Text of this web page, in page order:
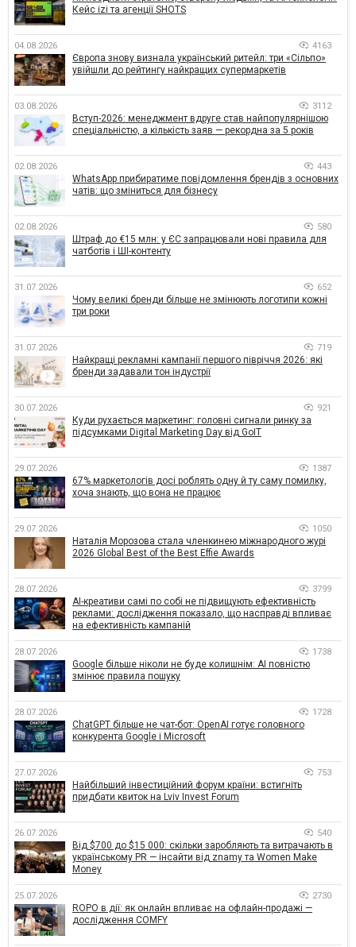
Кейс izi та агенції SHOTS
04.08.2026 4163
Європа знову визнала український ритейл: три «Сільпо»
увійшли до рейтингу найкращих супермаркетів
03.08.2026 3112
Вступ-2026: менеджмент вдруге став найпопулярнішою
спеціальністю, а кількість заяв — рекордна за 5 років
02.08.2026 443
WhatsApp прибиратиме повідомлення брендів з основних
чатів: що зміниться для бізнесу
02.08.2026 580
Штраф до €15 млн: у ЄС запрацювали нові правила для
чатботів і ШІ-контенту
31.07.2026 652
Чому великі бренди більше не змінюють логотипи кожні
три роки
31.07.2026 719
Найкращі рекламні кампанії першого півріччя 2026: які
бренди задавали тон індустрії
30.07.2026 921
Куди рухається маркетинг: головні сигнали ринку за
підсумками Digital Marketing Day від GoIT
29.07.2026 1387
67% маркетологів досі роблять одну й ту саму помилку,
хоча знають, що вона не працює
29.07.2026 1050
Наталія Морозова стала членкинею міжнародного журі
2026 Global Best of the Best Effie Awards
28.07.2026 3799
AI-креативи самі по собі не підвищують ефективність
реклами: дослідження показало, що насправді впливає
на ефективність кампаній
28.07.2026 1738
Google більше ніколи не буде колишнім: AI повністю
змінює правила пошуку
28.07.2026 1728
ChatGPT більше не чат-бот: OpenAI готує головного
конкурента Google і Microsoft
27.07.2026 753
Найбільший інвестиційний форум країни: встигніть
придбати квиток на Lviv Invest Forum
26.07.2026 540
Від $700 до $15 000: скільки заробляють та витрачають в
українському PR — інсайти від znamy та Women Make
Money
25.07.2026 2730
ROPO в дії: як онлайн впливає на офлайн-продажі —
дослідження COMFY